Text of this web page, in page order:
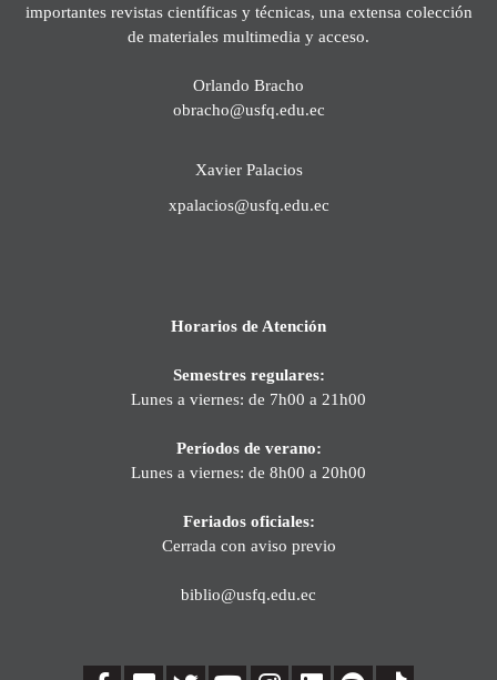
importantes revistas científicas y técnicas, una extensa colección
de materiales multimedia y acceso.
Orlando Bracho
obracho@usfq.edu.ec
Xavier Palacios
xpalacios@usfq.edu.ec
Horarios de Atención
Semestres regulares:
Lunes a viernes: de 7h00 a 21h00
Períodos de verano:
Lunes a viernes: de 8h00 a 20h00
Feriados oficiales:
Cerrada con aviso previo
biblio@usfq.edu.ec